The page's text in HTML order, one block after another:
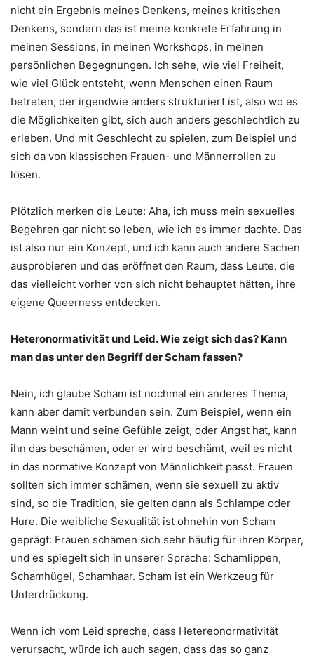
nicht ein Ergebnis meines Denkens, meines kritischen
Denkens, sondern das ist meine konkrete Erfahrung in
meinen Sessions, in meinen Workshops, in meinen
persönlichen Begegnungen. Ich sehe, wie viel Freiheit,
wie viel Glück entsteht, wenn Menschen einen Raum
betreten, der irgendwie anders strukturiert ist, also wo es
die Möglichkeiten gibt, sich auch anders geschlechtlich zu
erleben. Und mit Geschlecht zu spielen, zum Beispiel und
sich da von klassischen Frauen- und Männerrollen zu
lösen.
Plötzlich merken die Leute: Aha, ich muss mein sexuelles
Begehren gar nicht so leben, wie ich es immer dachte. Das
ist also nur ein Konzept, und ich kann auch andere Sachen
ausprobieren und das eröffnet den Raum, dass Leute, die
das vielleicht vorher von sich nicht behauptet hätten, ihre
eigene Queerness entdecken.
Heteronormativität und Leid. Wie zeigt sich das? Kann
man das unter den Begriff der Scham fassen?
Nein, ich glaube Scham ist nochmal ein anderes Thema,
kann aber damit verbunden sein. Zum Beispiel, wenn ein
Mann weint und seine Gefühle zeigt, oder Angst hat, kann
ihn das beschämen, oder er wird beschämt, weil es nicht
in das normative Konzept von Männlichkeit passt. Frauen
sollten sich immer schämen, wenn sie sexuell zu aktiv
sind, so die Tradition, sie gelten dann als Schlampe oder
Hure. Die weibliche Sexualität ist ohnehin von Scham
geprägt: Frauen schämen sich sehr häufig für ihren Körper,
und es spiegelt sich in unserer Sprache: Schamlippen,
Schamhügel, Schamhaar. Scham ist ein Werkzeug für
Unterdrückung.
Wenn ich vom Leid spreche, dass Hetereonormativität
verursacht, würde ich auch sagen, dass das so ganz